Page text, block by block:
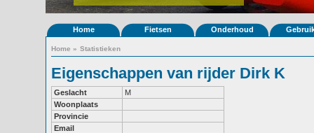
Home Fietsen Onderhoud
Home » Statistieken
Eigenschappen van rijder Dirk K
Geslacht
M
Woonplaats
Provincie
Email